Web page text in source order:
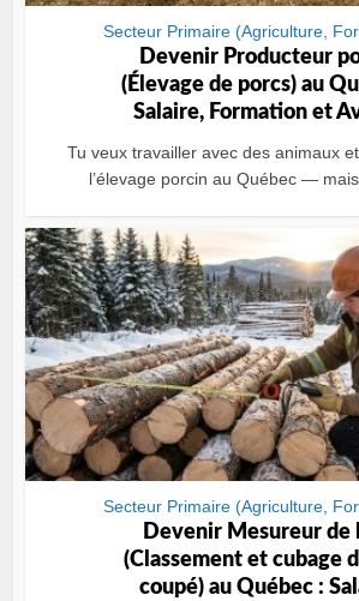
Secteur Primaire (Agriculture,
Devenir Producteur
(Élevage de porcs) au
Salaire, Formation et
Tu veux travailler avec des animaux
l’élevage porcin au Québec —
Secteur Primaire (Agriculture,
Devenir Mesureur de
(Classement et cubage
coupé) au Québec :